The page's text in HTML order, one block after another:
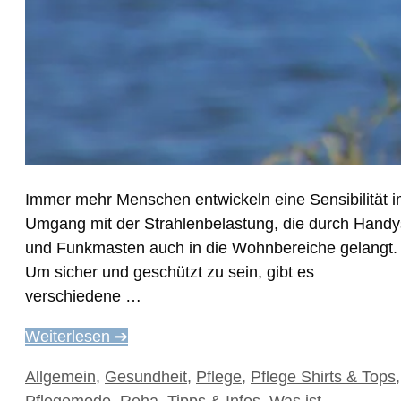
Immer mehr Menschen entwickeln eine Sensibilität
Umgang mit der Strahlenbelastung, die durch
und Funkmasten auch in die Wohnbereiche gelangt.
Um sicher und geschützt zu sein, gibt es
verschiedene …
Weiterlesen ➔
Kategorien
Allgemein, Gesundheit, Pflege, Pflege Shirts & Tops,